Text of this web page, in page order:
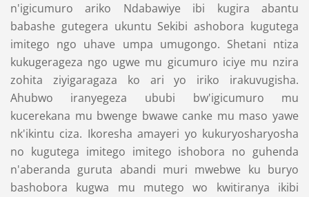
n'igicumuro ariko Ndabawiye ibi kugira abantu
babashe gutegera ukuntu Sekibi ashobora kugutega
imitego ngo uhave umpa umugongo. Shetani ntiza
kukugerageza ngo ugwe mu gicumuro iciye mu nzira
zohita ziyigaragaza ko ari yo iriko irakuvugisha.
Ahubwo iranyegeza ububi bw'igicumuro mu
kucerekana mu bwenge bwawe canke mu maso yawe
nk'ikintu ciza. Ikoresha amayeri yo kukuryosharyosha
no kugutega imitego imitego ishobora no guhenda
n'aberanda guruta abandi muri mwebwe ku buryo
bashobora kugwa mu mutego wo kwitiranya ikibi